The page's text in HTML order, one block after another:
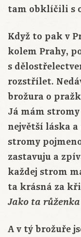
tam obklíčili s
Když to pak v
kolem Prahy,
s
rozstřílet.
brožura o
Já mám
největší láska
stromy
zastavuju a
každej strom
ta krásná za
Jako ta
A v tý brožuře